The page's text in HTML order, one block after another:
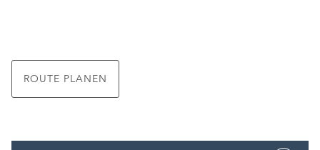
ROUTE PLANEN